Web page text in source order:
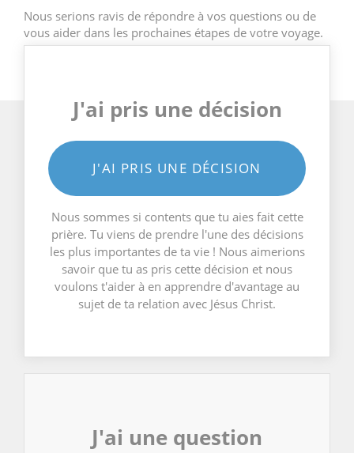
Nous serions ravis de répondre à vos questions ou de
vous aider dans les prochaines étapes de votre voyage.
J'ai pris une décision
J'AI PRIS UNE DÉCISION
Nous sommes si contents que tu aies fait cette
prière. Tu viens de prendre l'une des décisions
les plus importantes de ta vie ! Nous aimerions
savoir que tu as pris cette décision et nous
voulons t'aider à en apprendre d'avantage au
sujet de ta relation avec Jésus Christ.
J'ai une question